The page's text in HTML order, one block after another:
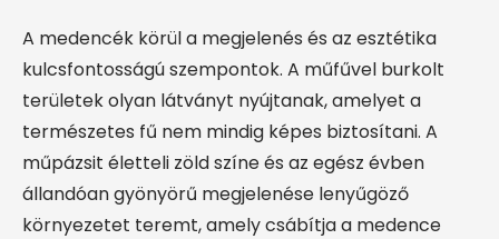
A medencék körül a megjelenés és az esztétika
kulcsfontosságú szempontok. A műfűvel burkolt
területek olyan látványt nyújtanak, amelyet a
természetes fű nem mindig képes biztosítani. A
műpázsit életteli zöld színe és az egész évben
állandóan gyönyörű megjelenése lenyűgöző
környezetet teremt, amely csábítja a medence